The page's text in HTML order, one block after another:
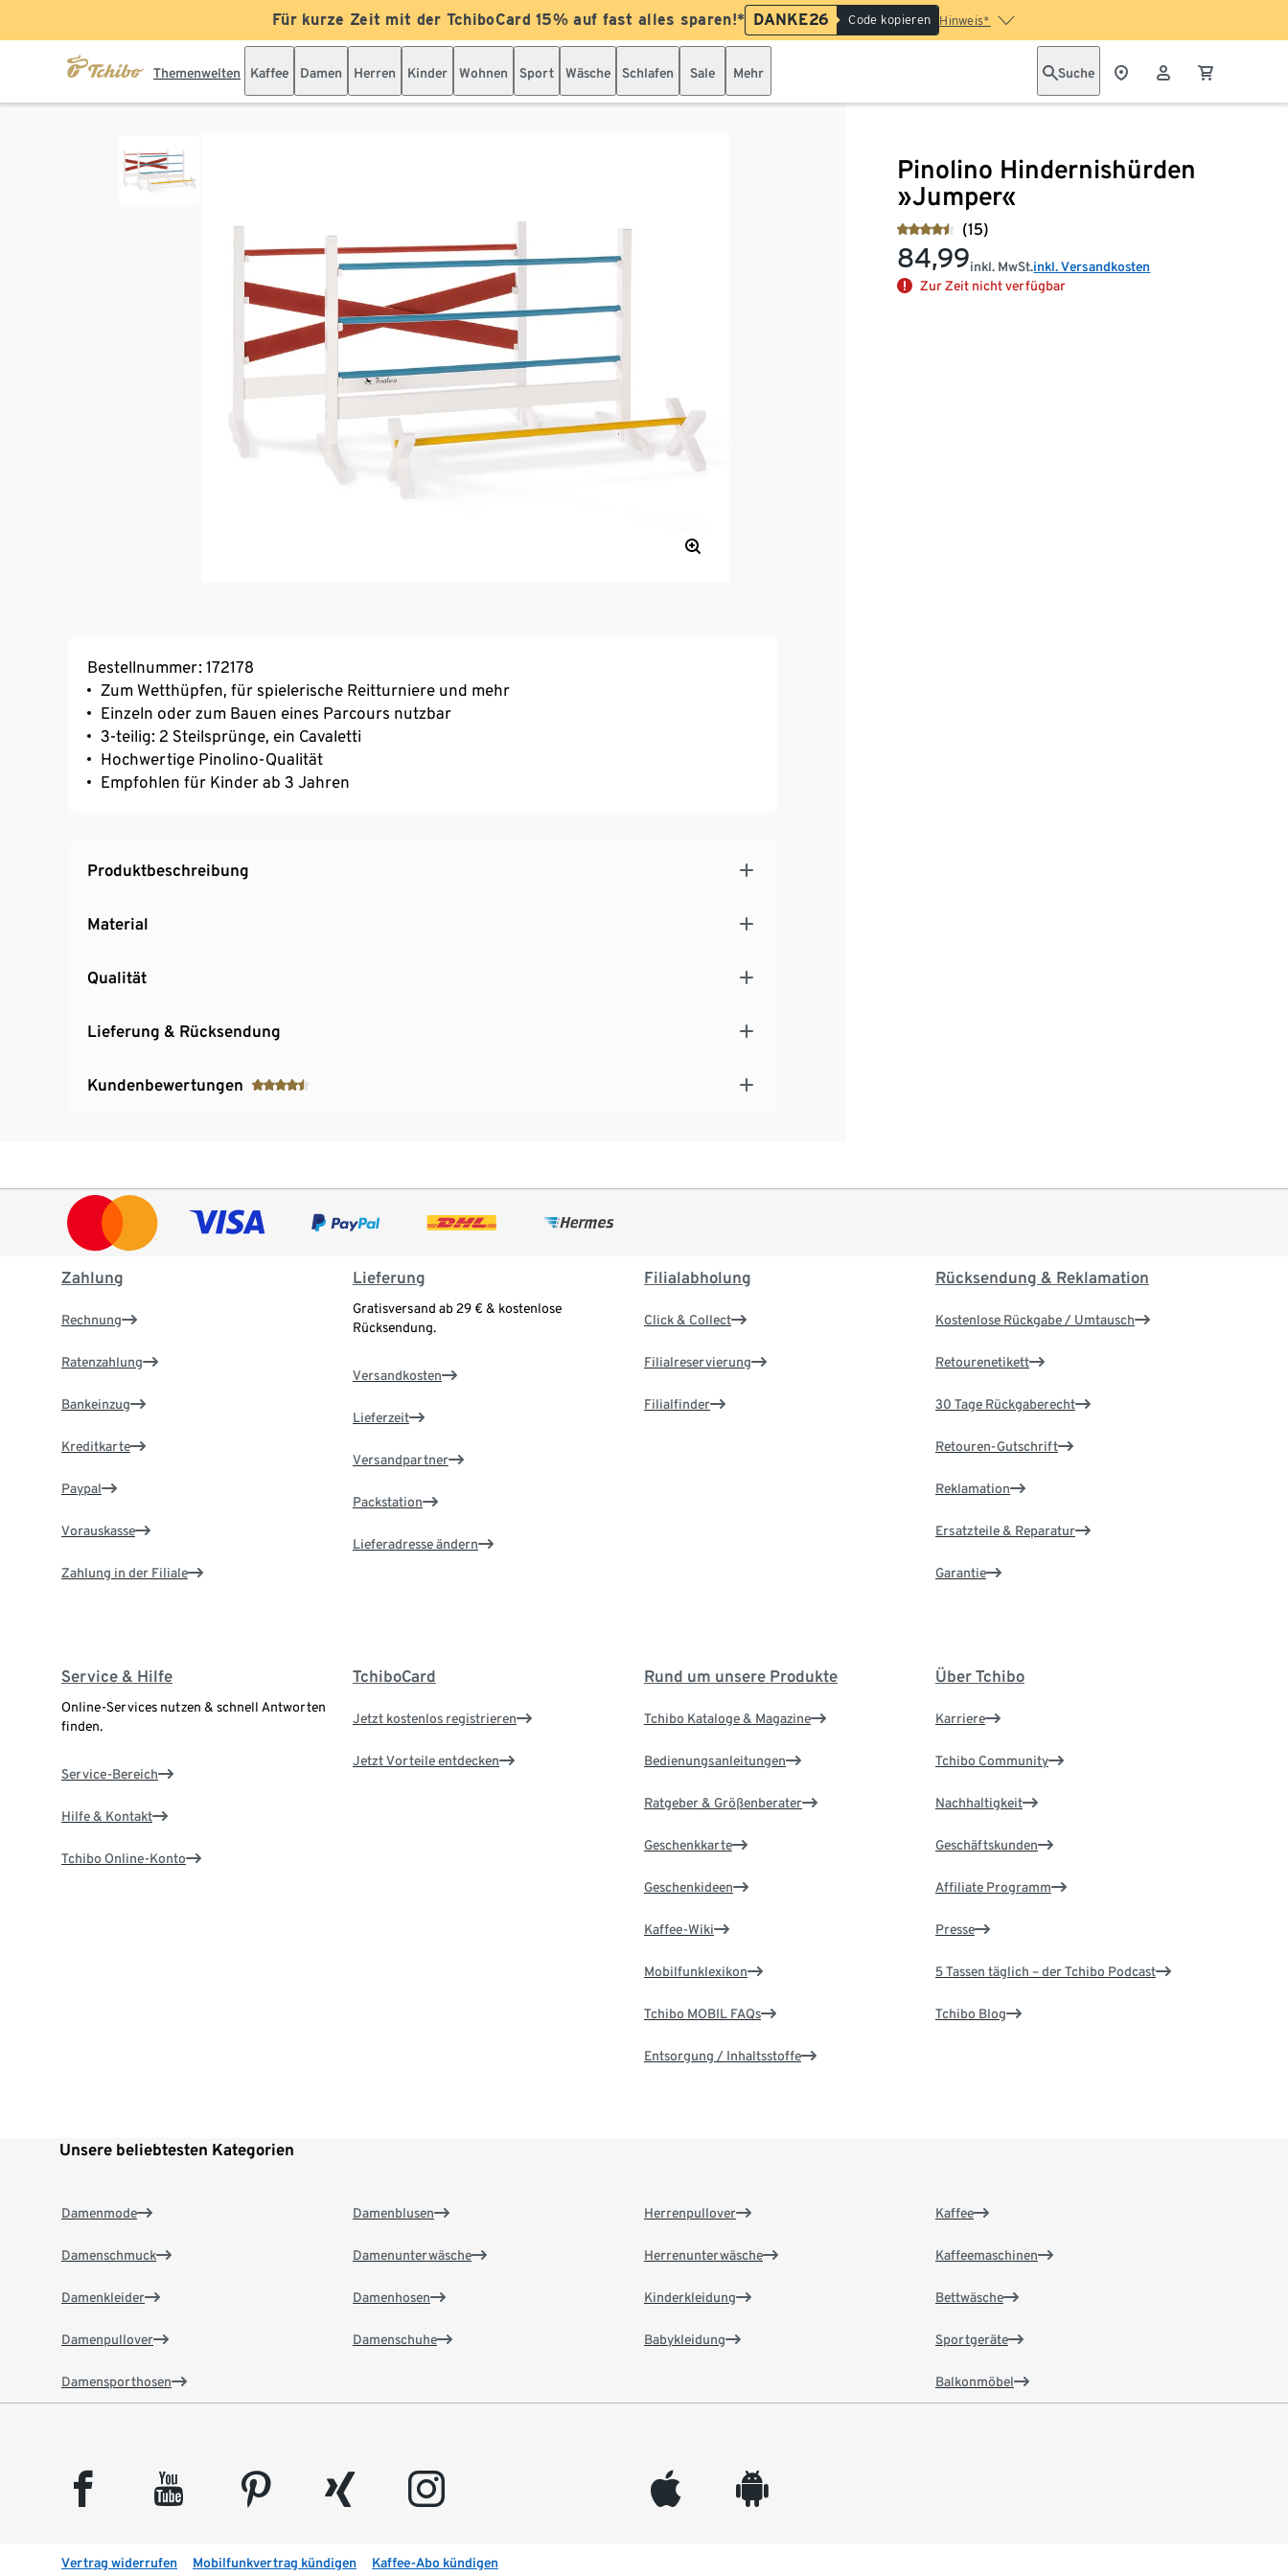
Für kurze Zeit mit der TchiboCard 15% auf fast alles sparen!* DANKE26 Code kopieren Hinweis*
Themenwelten Kaffee Damen Herren Kinder Wohnen Sport Wäsche Schlafen Sale Mehr Suche
Pinolino Hindernishürden
»Jumper«
(15)
84,99inkl. MwSt.inkl. Versandkosten
Zur Zeit nicht verfügbar
Bestellnummer: 172178
Zum Wetthüpfen, für spielerische Reitturniere und mehr
Einzeln oder zum Bauen eines Parcours nutzbar
3-teilig: 2 Steilsprünge, ein Cavaletti
Hochwertige Pinolino-Qualität
Empfohlen für Kinder ab 3 Jahren
Produktbeschreibung
Material
Qualität
Lieferung & Rücksendung
Kundenbewertungen
Zahlung
Rechnung
Ratenzahlung
Bankeinzug
Kreditkarte
Paypal
Vorauskasse
Zahlung in der Filiale
Lieferung
Gratisversand ab 29 € & kostenlose
Rücksendung.
Versandkosten
Lieferzeit
Versandpartner
Packstation
Lieferadresse ändern
Filialabholung
Click & Collect
Filialreservierung
Filialfinder
Rücksendung & Reklamation
Kostenlose Rückgabe / Umtausch
Retourenetikett
30 Tage Rückgaberecht
Retouren-Gutschrift
Reklamation
Ersatzteile & Reparatur
Garantie
Service & Hilfe
Online-Services nutzen & schnell Antworten
finden.
Service-Bereich
Hilfe & Kontakt
Tchibo Online-Konto
TchiboCard
Jetzt kostenlos registrieren
Jetzt Vorteile entdecken
Rund um unsere Produkte
Tchibo Kataloge & Magazine
Bedienungsanleitungen
Ratgeber & Größenberater
Geschenkkarte
Geschenkideen
Kaffee-Wiki
Mobilfunklexikon
Tchibo MOBIL FAQs
Entsorgung / Inhaltsstoffe
Über Tchibo
Karriere
Tchibo Community
Nachhaltigkeit
Geschäftskunden
Affiliate Programm
Presse
5 Tassen täglich – der Tchibo Podcast
Tchibo Blog
Unsere beliebtesten Kategorien
Damenmode
Damenschmuck
Damenkleider
Damenpullover
Damensporthosen
Damenblusen
Damenunterwäsche
Damenhosen
Damenschuhe
Herrenpullover
Herrenunterwäsche
Kinderkleidung
Babykleidung
Kaffee
Kaffeemaschinen
Bettwäsche
Sportgeräte
Balkonmöbel
facebook youtube pinterest xing instagram appleinc android
Vertrag widerrufen Mobilfunkvertrag kündigen Kaffee-Abo kündigen